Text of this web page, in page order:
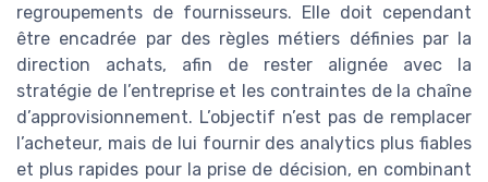
regroupements de fournisseurs. Elle doit cependant
être encadrée par des règles métiers définies par la
direction achats, afin de rester alignée avec la
stratégie de l’entreprise et les contraintes de la chaîne
d’approvisionnement. L’objectif n’est pas de remplacer
l’acheteur, mais de lui fournir des analytics plus fiables
et plus rapides pour la prise de décision, en combinant